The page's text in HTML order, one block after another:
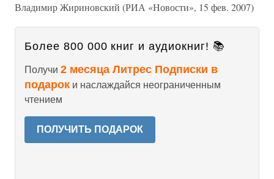
Владимир Жириновский (РИА «Новости», 15 фев. 2007)
Более 800 000 книг и аудиокниг! 📚
Получи 2 месяца Литрес Подписки в
подарок и наслаждайся неограниченным
чтением
ПОЛУЧИТЬ ПОДАРОК